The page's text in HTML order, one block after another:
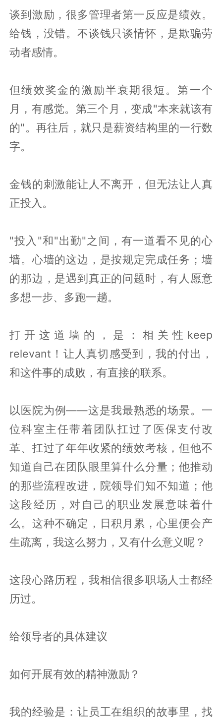
谈到激励，很多管理者第一反应是绩效。
给钱，没错。不谈钱只谈情怀，是欺骗劳
动者感情。
但绩效奖金的激励半衰期很短。第一个
月，有感觉。第三个月，变成"本来就该有
的"。再往后，就只是薪资结构里的一行数
字。
金钱的刺激能让人不离开，但无法让人真
正投入。
"投入"和"出勤"之间，有一道看不见的心
墙。心墙的这边，是按规定完成任务；墙
的那边，是遇到真正的问题时，有人愿意
多想一步、多跑一趟。
打开这道墙的，是：相关性keep
relevant！让人真切感受到，我的付出，
和这件事的成败，有直接的联系。
以医院为例——这是我最熟悉的场景。一
位科室主任带着团队扛过了医保支付改
革、扛过了年年收紧的绩效考核，但他不
知道自己在团队眼里算什么分量；他推动
的那些流程改进，院领导们知不知道；他
这段经历，对自己的职业发展意味着什
么。这种不确定，日积月累，心里便会产
生疏离，我这么努力，又有什么意义呢？
这段心路历程，我相信很多职场人士都经
历过。
给领导者的具体建议
如何开展有效的精神激励？
我的经验是：让员工在组织的故事里，找